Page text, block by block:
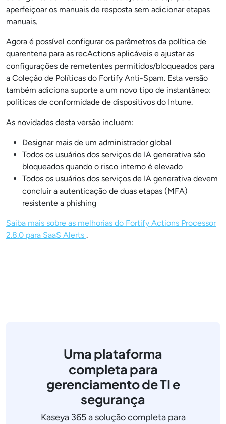
aperfeiçoar os manuais de resposta sem adicionar etapas
manuais.
Agora é possível configurar os parâmetros da política de
quarentena para as recActions aplicáveis e ajustar as
configurações de remetentes permitidos/bloqueados para
a Coleção de Políticas do Fortify Anti-Spam. Esta versão
também adiciona suporte a um novo tipo de instantâneo:
políticas de conformidade de dispositivos do Intune.
As novidades desta versão incluem:
Designar mais de um administrador global
Todos os usuários dos serviços de IA generativa são
bloqueados quando o risco interno é elevado
Todos os usuários dos serviços de IA generativa devem
concluir a autenticação de duas etapas (MFA)
resistente a phishing
Saiba mais sobre as melhorias do Fortify Actions Processor
2.8.0 para SaaS Alerts .
Uma plataforma
completa para
gerenciamento de TI e
segurança
Kaseya 365 a solução completa para